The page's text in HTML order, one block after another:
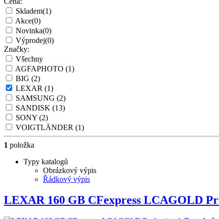
Skladem(1)
Akce(0)
Novinka(0)
Výprodej(0)
Značky:
Všechny
AGFAPHOTO (1)
BIG (2)
LEXAR (1)
SAMSUNG (2)
SANDISK (13)
SONY (2)
VOIGTLÄNDER (1)
1 položka
Typy katalogů
Obrázkový výpis
Řádkový výpis
LEXAR 160 GB CFexpress LCAGOLD